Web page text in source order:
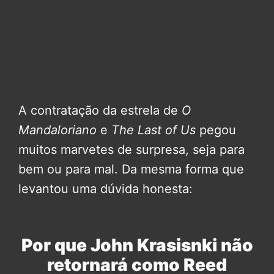
A contratação da estrela de O
Mandaloriano e The Last of Us pegou
muitos marvetes de surpresa, seja para
bem ou para mal. Da mesma forma que
levantou uma dúvida honesta:
Por que John Krasisnki não
retornará como Reed